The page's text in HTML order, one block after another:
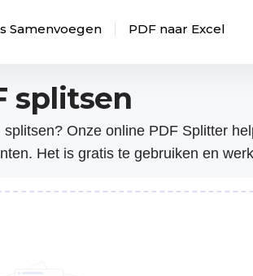
Samenvoegen PDF naar Excel
splitsen
Onze online PDF Splitter
Het is gratis te gebruiken en